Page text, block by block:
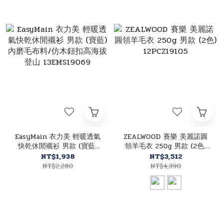
EasyMain 衣力美 輕暖透氣
快乾休閒襯衫 男款 (寶藍)
內磨毛布料/仿木鈕扣高海拔
登山 13EMS19069
NT$1,938
NT$2,280
ZEALWOOD 賽樂 美麗諾圓
領羊毛衣 250g 男款 (2色)
12PCZ19105
NT$3,512
NT$4,390